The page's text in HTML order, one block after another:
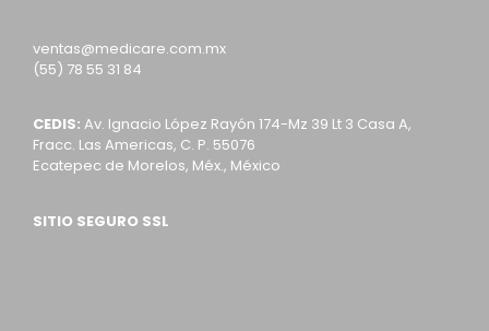
ventas@medicare.com.mx
(55) 78 55 31 84
CEDIS: Av. Ignacio López Rayón 174-Mz 39 Lt 3 Casa A,
Fracc. Las Americas, C. P. 55076
Ecatepec de Morelos, Méx., México
SITIO SEGURO SSL